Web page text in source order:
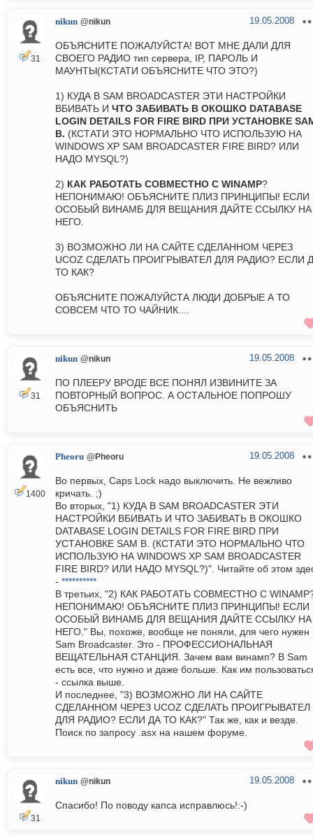
31
nikun @nikun 19.05.2008
ОБЪЯСНИТЕ ПОЖАЛУЙСТА! ВОТ МНЕ ДАЛИ ДЛЯ
СВОЕГО РАДИО тип сервера, IP, ПАРОЛЬ И
МАУНТЫ(КСТАТИ ОБЪЯСНИТЕ ЧТО ЭТО?)
1) КУДА В SAM BROADCASTER ЭТИ НАСТРОЙКИ
ВБИВАТЬ И ЧТО ЗАБИВАТЬ В ОКОШКО DATABASE
LOGIN DETAILS FOR FIRE BIRD ПРИ УСТАНОВКЕ
B. (КСТАТИ ЭТО НОРМАЛЬНО ЧТО ИСПОЛЬЗУЮ НА
WINDOWS XP SAM BROADCASTER FIRE BIRD? ИЛИ
НАДО MYSQL?)
2) КАК РАБОТАТЬ СОВМЕСТНО С WINAMP?
НЕПОНИМАЮ! ОБЪЯСНИТЕ ПЛИЗ ПРИНЦИПЫ! ЕСЛИ
ОСОБЫЙ ВИНАМБ ДЛЯ ВЕЩАНИЯ ДАЙТЕ ССЫЛКУ НА
НЕГО.
3) ВОЗМОЖНО ЛИ НА САЙТЕ СДЕЛАННОМ ЧЕРЕЗ
UCOZ СДЕЛАТЬ ПРОИГРЫВАТЕЛ ДЛЯ РАДИО? ЕСЛИ
ТО КАК?
ОБЪЯСНИТЕ ПОЖАЛУЙСТА ЛЮДИ ДОБРЫЕ А ТО
СОВСЕМ ЧТО ТО ЧАЙНИК....
31
nikun @nikun 19.05.2008
ПО ПЛЕЕРУ ВРОДЕ ВСЕ ПОНЯЛ ИЗВИНИТЕ ЗА
ПОВТОРНЫЙ ВОПРОС. А ОСТАЛЬНОЕ ПОПРОШУ
ОБЪЯСНИТЬ
1400
Pheoru @Pheoru 19.05.2008
Во первых, Caps Lock надо выключить. Не вежливо
кричать. ;)
Во вторых, "1) КУДА В SAM BROADCASTER ЭТИ
НАСТРОЙКИ ВБИВАТЬ И ЧТО ЗАБИВАТЬ В ОКОШКО
DATABASE LOGIN DETAILS FOR FIRE BIRD ПРИ
УСТАНОВКЕ SAM B. (КСТАТИ ЭТО НОРМАЛЬНО ЧТО
ИСПОЛЬЗУЮ НА WINDOWS XP SAM BROADCASTER
FIRE BIRD? ИЛИ НАДО MYSQL?)". Читайте об этом
- **********
В третьих, "2) КАК РАБОТАТЬ СОВМЕСТНО С
НЕПОНИМАЮ! ОБЪЯСНИТЕ ПЛИЗ ПРИНЦИПЫ! ЕСЛИ
ОСОБЫЙ ВИНАМБ ДЛЯ ВЕЩАНИЯ ДАЙТЕ ССЫЛКУ НА
НЕГО." Вы, похоже, вообще не поняли, для чего нужен
Sam Broadcaster. Это - ПРОФЕССИОНАЛЬНАЯ
ВЕЩАТЕЛЬНАЯ СТАНЦИЯ. Зачем вам винамп? В Sam
есть все, что нужно и даже больше. Как им
- ссылка выше.
И последнее, "3) ВОЗМОЖНО ЛИ НА САЙТЕ
СДЕЛАННОМ ЧЕРЕЗ UCOZ СДЕЛАТЬ ПРОИГРЫВАТЕЛ
ДЛЯ РАДИО? ЕСЛИ ДА ТО КАК?" Так же, как и везде.
Поиск по запросу .asx на нашем форуме.
31
nikun @nikun 19.05.2008
Спасибо! По поводу капса исправлюсь!:-)